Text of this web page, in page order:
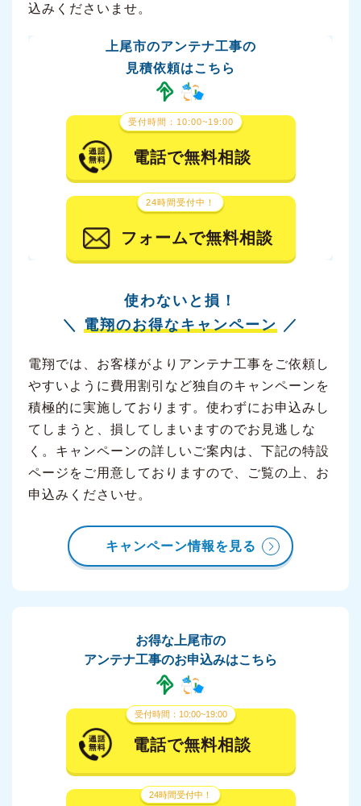
込みくださいませ。
上尾市のアンテナ工事の
見積依頼はこちら
受付時間：10:00~19:00
電話で無料相談
24時間受付中！
フォームで無料相談
使わないと損！
＼ 電翔のお得なキャンペーン ／
電翔では、お客様がよりアンテナ工事をご依頼し
やすいように費用割引など独自のキャンペーンを
積極的に実施しております。使わずにお申込みし
てしまうと、損してしまいますのでお見逃しな
く。キャンペーンの詳しいご案内は、下記の特設
ページをご用意しておりますので、ご覧の上、お
申込みくださいせ。
キャンペーン情報を見る
お得な上尾市の
アンテナ工事のお申込みはこちら
受付時間：10:00~19:00
電話で無料相談
24時間受付中！